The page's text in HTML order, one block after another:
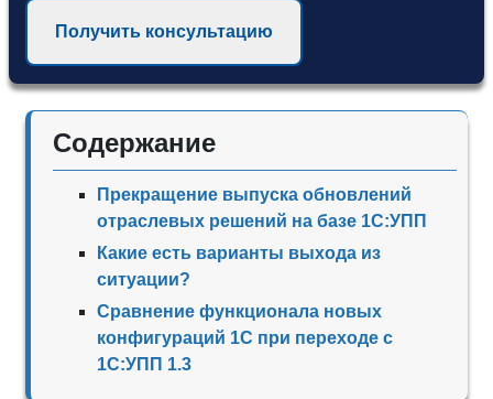
Получить консультацию
Содержание
Прекращение выпуска обновлений
отраслевых решений на базе 1С:УПП
Какие есть варианты выхода из
ситуации?
Сравнение функционала новых
конфигураций 1С при переходе с
1С:УПП 1.3